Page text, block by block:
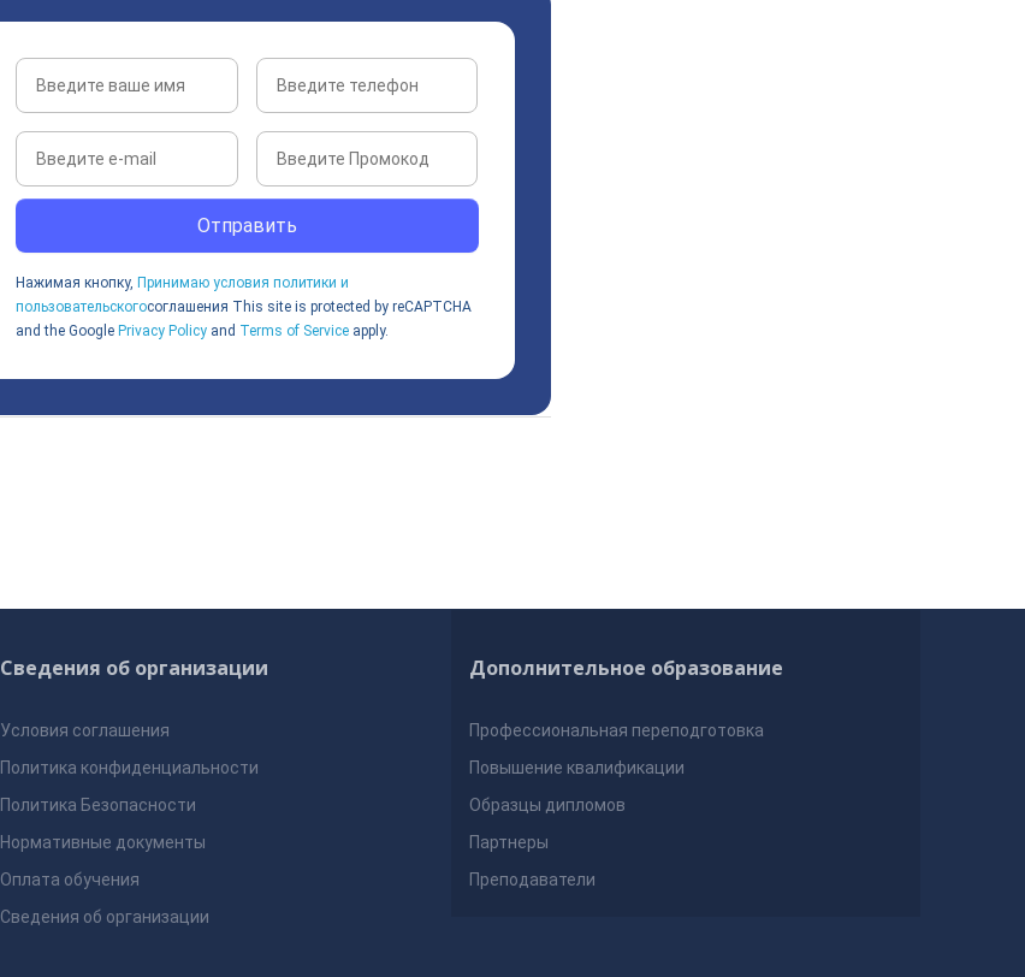
Отправить
Нажимая кнопку, Принимаю условия политики и
пользовательскогосоглашения This site is protected by reCAPTCHA
and the Google Privacy Policyand Terms of Serviceapply.
Сведения об организации
Условия соглашения
Политика конфиденциальности
Политика Безопасности
Нормативные документы
Оплата обучения
Сведения об организации
Дополнительное образование
Профессиональная переподготовка
Повышение квалификации
Образцы дипломов
Партнеры
Преподаватели